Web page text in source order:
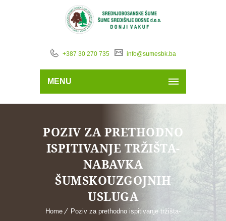
+387 30 270 735 info@sumesbk.ba
MENU
POZIV ZA PRETHODNO
ISPITIVANJE TRŽIŠTA-
NABAVKA
ŠUMSKOUZGOJNIH
USLUGA
Home
Poziv za prethodno ispitivanje tržišta-